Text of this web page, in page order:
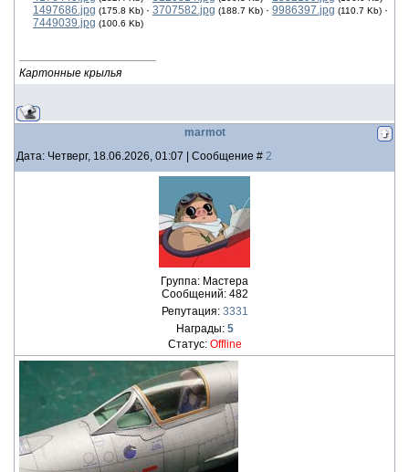
1497686.jpg (175.8 Kb) · 3707582.jpg (188.7 Kb) · 9986397.jpg (110.7 Kb) ·
7449039.jpg (100.6 Kb)
Картонные крылья
marmot
Дата: Четверг, 18.06.2026, 01:07 | Сообщение # 2
Группа: Мастера
Сообщений: 482
Репутация: 3331
Награды: 5
Статус: Offline